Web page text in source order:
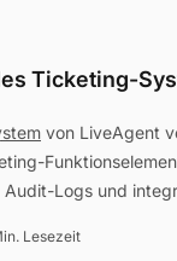
Ticketing-
von LiveAgent
Audit-Logs und
Lesezeit